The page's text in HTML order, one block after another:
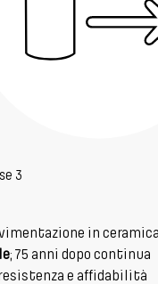
3
in
; 75 anni dopo continua
e affidabilità